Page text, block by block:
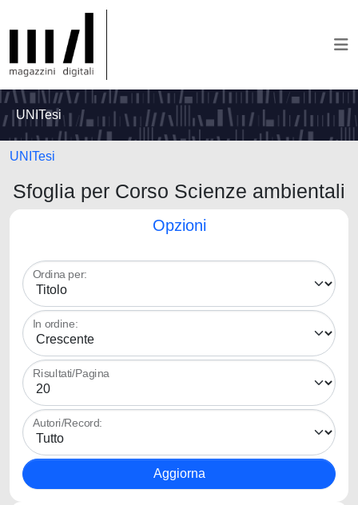
UNITesi
UNITesi
Sfoglia per Corso Scienze ambientali
Opzioni
Ordina per:
In ordine:
Risultati/Pagina
Autori/Record: